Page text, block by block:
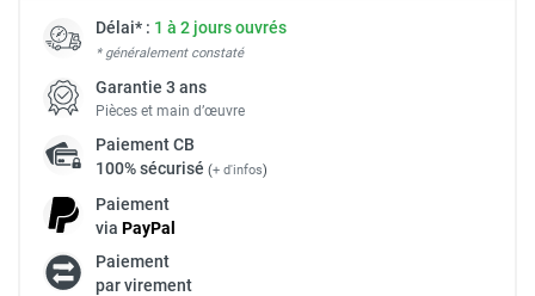
Délai* : 1 à 2 jours ouvrés
* généralement constaté
Garantie 3 ans
Pièces et main d’œuvre
PaiementCB
100% sécurisé (+ d'infos)
Paiement
via PayPal
Paiement
par virement